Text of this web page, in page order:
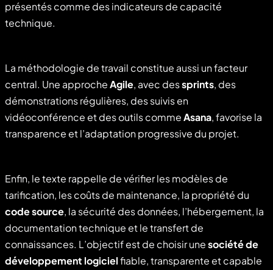
présentés comme des indicateurs de capacité
technique.
La méthodologie de travail constitue aussi un facteur
central. Une approcheAgile, avec dessprints, des
démonstrations régulières, des suivis en
vidéoconférence et des outils commeAsana, favorise la
transparence et l’adaptation progressive du projet.
Enfin, le texte rappelle de vérifier les modèles de
tarification, les coûts de maintenance, la propriété du
code source, la sécurité des données, l’hébergement, la
documentation technique et le transfert de
connaissances. L’objectif est de choisir unesociété de
développement logicielfiable, transparente et capable